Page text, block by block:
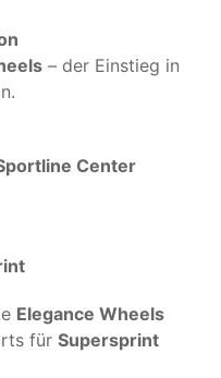
– der Einstieg in
Center
Elegance Wheels
für Supersprint